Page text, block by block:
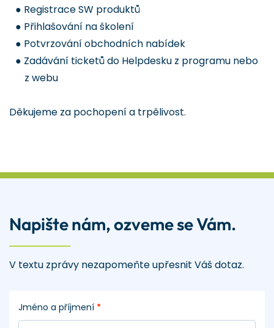
● Registrace SW produktů
● Přihlašování na školení
● Potvrzování obchodních nabídek
● Zadávání ticketů do Helpdesku z programu nebo
z webu
Děkujeme za pochopení a trpělivost.
Napište nám, ozveme se Vám.
V textu zprávy nezapomeňte upřesnit Váš dotaz.
Jméno a příjmení *